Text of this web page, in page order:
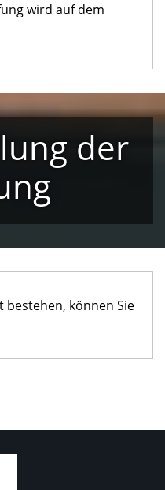
wird auf dem
der
bestehen, können Sie